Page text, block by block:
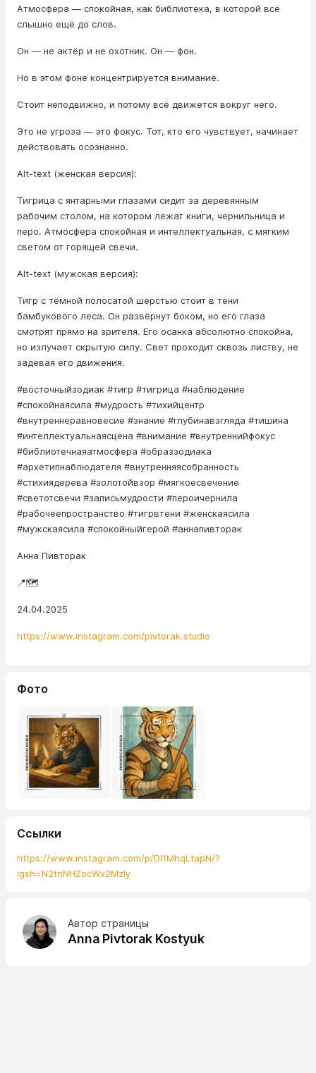
Атмосфера — спокойная, как библиотека, в которой всё
слышно ещё до слов.
Он — не актёр и не охотник. Он — фон.
Но в этом фоне концентрируется внимание.
Стоит неподвижно, и потому всё движется вокруг него.
Это не угроза — это фокус. Тот, кто его чувствует, начинает
действовать осознанно.
Alt-text (женская версия):
Тигрица с янтарными глазами сидит за деревянным
рабочим столом, на котором лежат книги, чернильница и
перо. Атмосфера спокойная и интеллектуальная, с мягким
светом от горящей свечи.
Alt-text (мужская версия):
Тигр с тёмной полосатой шерстью стоит в тени
бамбукового леса. Он развёрнут боком, но его глаза
смотрят прямо на зрителя. Его осанка абсолютно спокойна,
но излучает скрытую силу. Свет проходит сквозь листву, не
задевая его движения.
#восточныйзодиак #тигр #тигрица #наблюдение
#спокойнаясила #мудрость #тихийцентр
#внутреннеравновесие #знание #глубинавзгляда #тишина
#интеллектуальнаясцена #внимание #внутреннийфокус
#библиотечнаяатмосфера #образзодиака
#архетипнаблюдателя #внутренняясобранность
#стихиядерева #золотойвзор #мягкоесвечение
#светотсвечи #записьмудрости #пероичернила
#рабочеепространство #тигрвтени #женскаясила
#мужскаясила #спокойныйгерой #аннапивторак
Анна Пивторак
📍🗺️
24.04.2025
https://www.instagram.com/pivtorak.studio
Фото
Ссылки
https://www.instagram.com/p/DI1MhqLtapN/?
igsh=N2tnNHZocWx2MzIy
Автор страницы
Anna Pivtorak Kostyuk